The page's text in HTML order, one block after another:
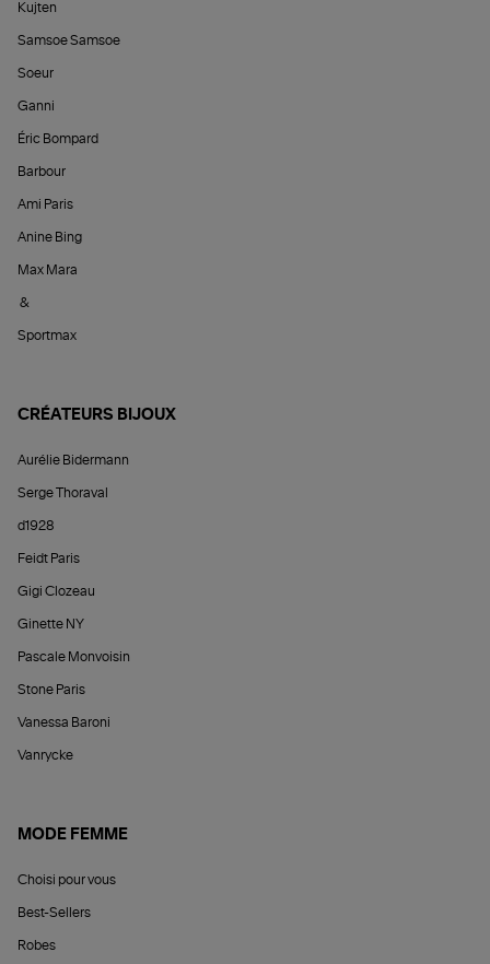
Kujten
Samsoe Samsoe
Soeur
Ganni
Éric Bompard
Barbour
Ami Paris
Anine Bing
Max Mara
&
Sportmax
CRÉATEURS BIJOUX
Aurélie Bidermann
Serge Thoraval
d1928
Feidt Paris
Gigi Clozeau
Ginette NY
Pascale Monvoisin
Stone Paris
Vanessa Baroni
Vanrycke
MODE FEMME
Choisi pour vous
Best-Sellers
Robes